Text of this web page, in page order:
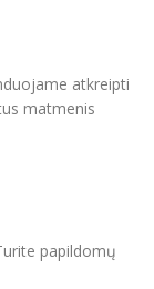
atkreipti
matmenis
papildomų